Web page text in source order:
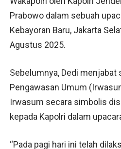
Prabowo dalam sebuah
Kebayoran Baru, Jakarta
Agustus 2025.
Sebelumnya, Dedi menjabat
Pengawasan Umum
Irwasum secara simbolis
kepada Kapolri dalam
“Pada pagi hari ini telah